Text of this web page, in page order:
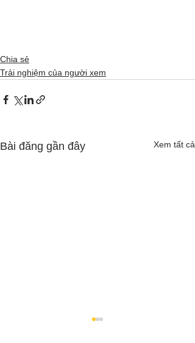
Chia sẻ
Trải nghiệm của người xem
Bài đăng gần đây Xem tất cả